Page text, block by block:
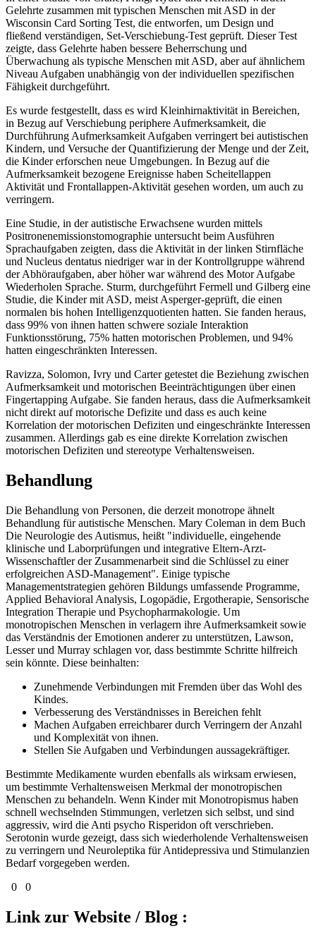
Gelehrte zusammen mit typischen Menschen mit ASD in der
Wisconsin Card Sorting Test, die entworfen, um Design und
fließend verständigen, Set-Verschiebung-Test geprüft. Dieser Test
zeigte, dass Gelehrte haben bessere Beherrschung und
Überwachung als typische Menschen mit ASD, aber auf ähnlichem
Niveau Aufgaben unabhängig von der individuellen spezifischen
Fähigkeit durchgeführt.
Es wurde festgestellt, dass es wird Kleinhirnaktivität in Bereichen,
in Bezug auf Verschiebung periphere Aufmerksamkeit, die
Durchführung Aufmerksamkeit Aufgaben verringert bei autistischen
Kindern, und Versuche der Quantifizierung der Menge und der Zeit,
die Kinder erforschen neue Umgebungen. In Bezug auf die
Aufmerksamkeit bezogene Ereignisse haben Scheitellappen
Aktivität und Frontallappen-Aktivität gesehen worden, um auch zu
verringern.
Eine Studie, in der autistische Erwachsene wurden mittels
Positronenemissionstomographie untersucht beim Ausführen
Sprachaufgaben zeigten, dass die Aktivität in der linken Stirnfläche
und Nucleus dentatus niedriger war in der Kontrollgruppe während
der Abhöraufgaben, aber höher war während des Motor Aufgabe
Wiederholen Sprache. Sturm, durchgeführt Fermell und Gilberg eine
Studie, die Kinder mit ASD, meist Asperger-geprüft, die einen
normalen bis hohen Intelligenzquotienten hatten. Sie fanden heraus,
dass 99% von ihnen hatten schwere soziale Interaktion
Funktionsstörung, 75% hatten motorischen Problemen, und 94%
hatten eingeschränkten Interessen.
Ravizza, Solomon, Ivry und Carter getestet die Beziehung zwischen
Aufmerksamkeit und motorischen Beeinträchtigungen über einen
Fingertapping Aufgabe. Sie fanden heraus, dass die Aufmerksamkeit
nicht direkt auf motorische Defizite und dass es auch keine
Korrelation der motorischen Defiziten und eingeschränkte Interessen
zusammen. Allerdings gab es eine direkte Korrelation zwischen
motorischen Defiziten und stereotype Verhaltensweisen.
Behandlung
Die Behandlung von Personen, die derzeit monotrope ähnelt
Behandlung für autistische Menschen. Mary Coleman in dem Buch
Die Neurologie des Autismus, heißt "individuelle, eingehende
klinische und Laborprüfungen und integrative Eltern-Arzt-
Wissenschaftler der Zusammenarbeit sind die Schlüssel zu einer
erfolgreichen ASD-Management". Einige typische
Managementstrategien gehören Bildungs ​​umfassende Programme,
Applied Behavioral Analysis, Logopädie, Ergotherapie, Sensorische
Integration Therapie und Psychopharmakologie. Um
monotropischen Menschen in verlagern ihre Aufmerksamkeit sowie
das Verständnis der Emotionen anderer zu unterstützen, Lawson,
Lesser und Murray schlagen vor, dass bestimmte Schritte hilfreich
sein könnte. Diese beinhalten:
Zunehmende Verbindungen mit Fremden über das Wohl des
Kindes.
Verbesserung des Verständnisses in Bereichen fehlt
Machen Aufgaben erreichbarer durch Verringern der Anzahl
und Komplexität von ihnen.
Stellen Sie Aufgaben und Verbindungen aussagekräftiger.
Bestimmte Medikamente wurden ebenfalls als wirksam erwiesen,
um bestimmte Verhaltensweisen Merkmal der monotropischen
Menschen zu behandeln. Wenn Kinder mit Monotropismus haben
schnell wechselnden Stimmungen, verletzen sich selbst, und sind
aggressiv, wird die Anti psycho Risperidon oft verschrieben.
Serotonin wurde gezeigt, dass sich wiederholende Verhaltensweisen
zu verringern und Neuroleptika für Antidepressiva und Stimulanzien
Bedarf vorgegeben werden.
0
0
Link zur Website / Blog :